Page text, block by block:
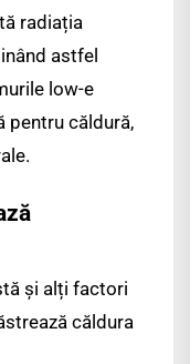
radiația
astfel
low-e
pentru căldură,
și alți factori
căldura